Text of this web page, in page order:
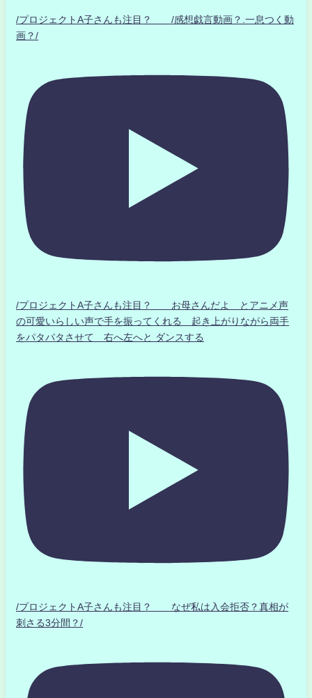
/プロジェクトA子さんも注目？ /感想戯言動画？.一息つく動
画？/
/プロジェクトA子さんも注目？ お母さんだよ とアニメ声
の可愛いらしい声で手を振ってくれる 起き上がりながら両手
をパタパタさせて 右へ左へと ダンスする
/プロジェクトA子さんも注目？ なぜ私は入会拒否？真相が
刺さる3分間？/